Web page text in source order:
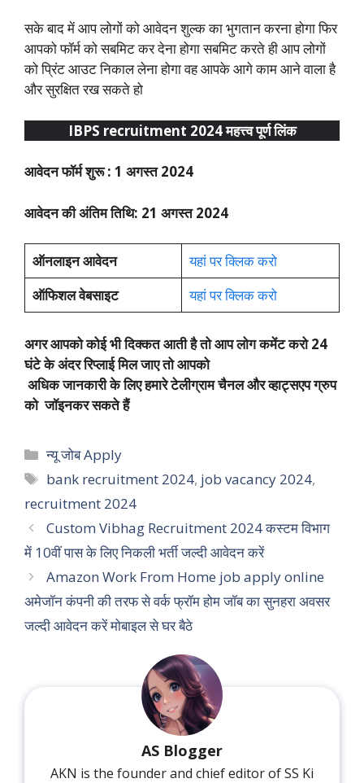
सके बाद में आप लोगों को आवेदन शुल्क का भुगतान करना होगा फिर
आपको फॉर्म को सबमिट कर देना होगा सबमिट करते ही आप लोगों
को प्रिंट आउट निकाल लेना होगा वह आपके आगे काम आने वाला है
और सुरक्षित रख सकते हो
IBPS recruitment 2024 महत्त्व पूर्ण लिंक
आवेदन फॉर्म शुरू : 1 अगस्त 2024
आवेदन की अंतिम तिथि: 21 अगस्त 2024
ऑनलाइन आवेदन
यहां पर क्लिक करो
ऑफिशल वेबसाइट
यहां पर क्लिक करो
अगर आपको कोई भी दिक्कत आती है तो आप लोग कमेंट करो 24
घंटे के अंदर रिप्लाई मिल जाए तो आपको
अधिक जानकारी के लिए हमारे टेलीग्राम चैनल और व्हाट्सएप ग्रुप
को जॉइनकर सकते हैं
Categories
न्यू जोब Apply
Tags
bank recruitment 2024, job vacancy 2024,
recruitment 2024
Custom Vibhag Recruitment 2024 कस्टम विभाग
में 10वीं पास के लिए निकली भर्ती जल्दी आवेदन करें
Amazon Work From Home job apply online
अमेजॉन कंपनी की तरफ से वर्क फ्रॉम होम जॉब का सुनहरा अवसर
जल्दी आवेदन करें मोबाइल से घर बैठे
AS Blogger
AKN is the founder and chief editor of SS Ki